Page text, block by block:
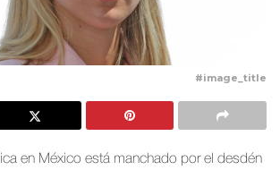
#image_title
en México está manchado por el desdén